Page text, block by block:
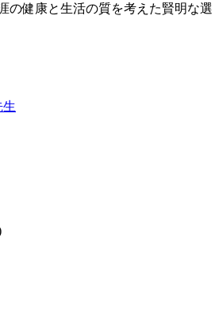
の健康と生活の質を考えた賢明な選
生